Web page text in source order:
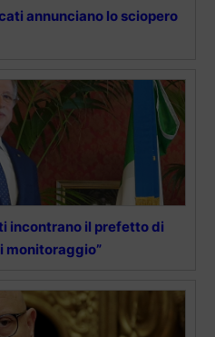
annunciano lo sciopero
incontrano il prefetto di
monitoraggio”